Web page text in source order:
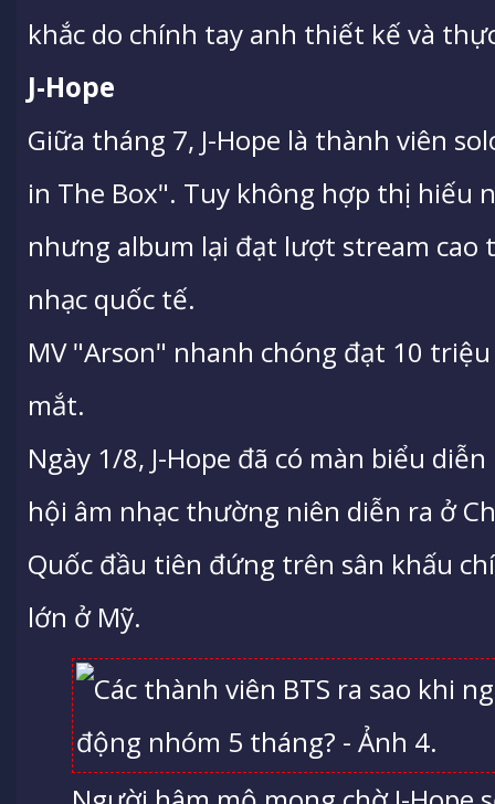
khắc do chính tay anh thiết kế và
J-Hope
Giữa tháng 7, J-Hope là thành viên
in The Box". Tuy không hợp thị hiếu
nhưng album lại đạt lượt stream cao
nhạc quốc tế.
MV "Arson" nhanh chóng đạt 10
mắt.
Ngày 1/8, J-Hope đã có màn biểu
hội âm nhạc thường niên diễn ra ở
Quốc đầu tiên đứng trên sân khấu
lớn ở Mỹ.